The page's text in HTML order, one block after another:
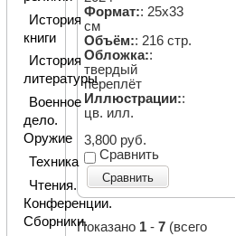
Формат:: 25х33
см
Объём:: 216 стр.
Обложка::
твердый
переплёт
Иллюстрации::
цв. илл.
3,800 руб.
Сравнить
Сравнить
Показано 1 -7 (всего
История
книги
История
литературы
Военное
дело.
Оружие
Техника
Чтения.
Конференции.
Сборники.